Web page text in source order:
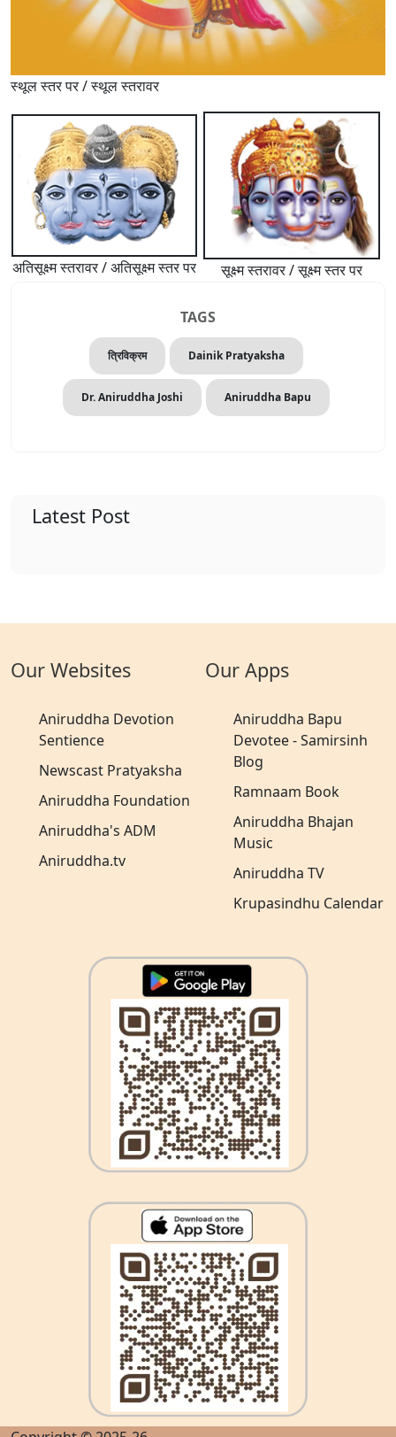
स्थूल स्तर पर / स्थूल स्तरावर
अतिसूक्ष्म स्तरावर / अतिसूक्ष्म स्तर पर सूक्ष्म स्तरावर / सूक्ष्म स्तर पर
TAGS
त्रिविक्रम Dainik Pratyaksha
Dr. Aniruddha Joshi Aniruddha Bapu
Latest Post
Our Websites
Aniruddha Devotion
Sentience
Newscast Pratyaksha
Aniruddha Foundation
Aniruddha's ADM
Aniruddha.tv
Our Apps
Aniruddha Bapu
Devotee - Samirsinh
Blog
Ramnaam Book
Aniruddha Bhajan
Music
Aniruddha TV
Krupasindhu Calendar